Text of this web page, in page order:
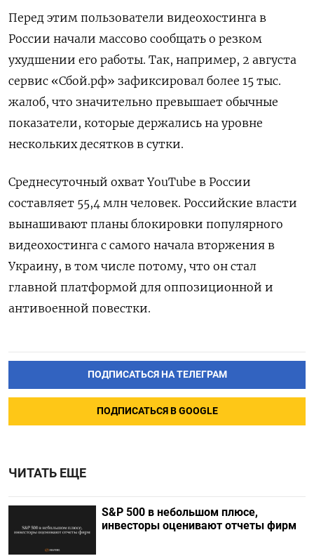
Перед этим пользователи видеохостинга в
России начали массово сообщать о резком
ухудшении его работы. Так, например, 2 августа
сервис «Сбой.рф» зафиксировал более 15 тыс.
жалоб, что значительно превышает обычные
показатели, которые держались на уровне
нескольких десятков в сутки.
Среднесуточный охват YouTube в России
составляет 55,4 млн человек. Российские власти
вынашивают планы блокировки популярного
видеохостинга с самого начала вторжения в
Украину, в том числе потому, что он стал
главной платформой для оппозиционной и
антивоенной повестки.
ПОДПИСАТЬСЯ НА ТЕЛЕГРАМ
ПОДПИСАТЬСЯ В GOOGLE
ЧИТАТЬ ЕЩЕ
S&P 500 в небольшом плюсе,
инвесторы оценивают отчеты фирм